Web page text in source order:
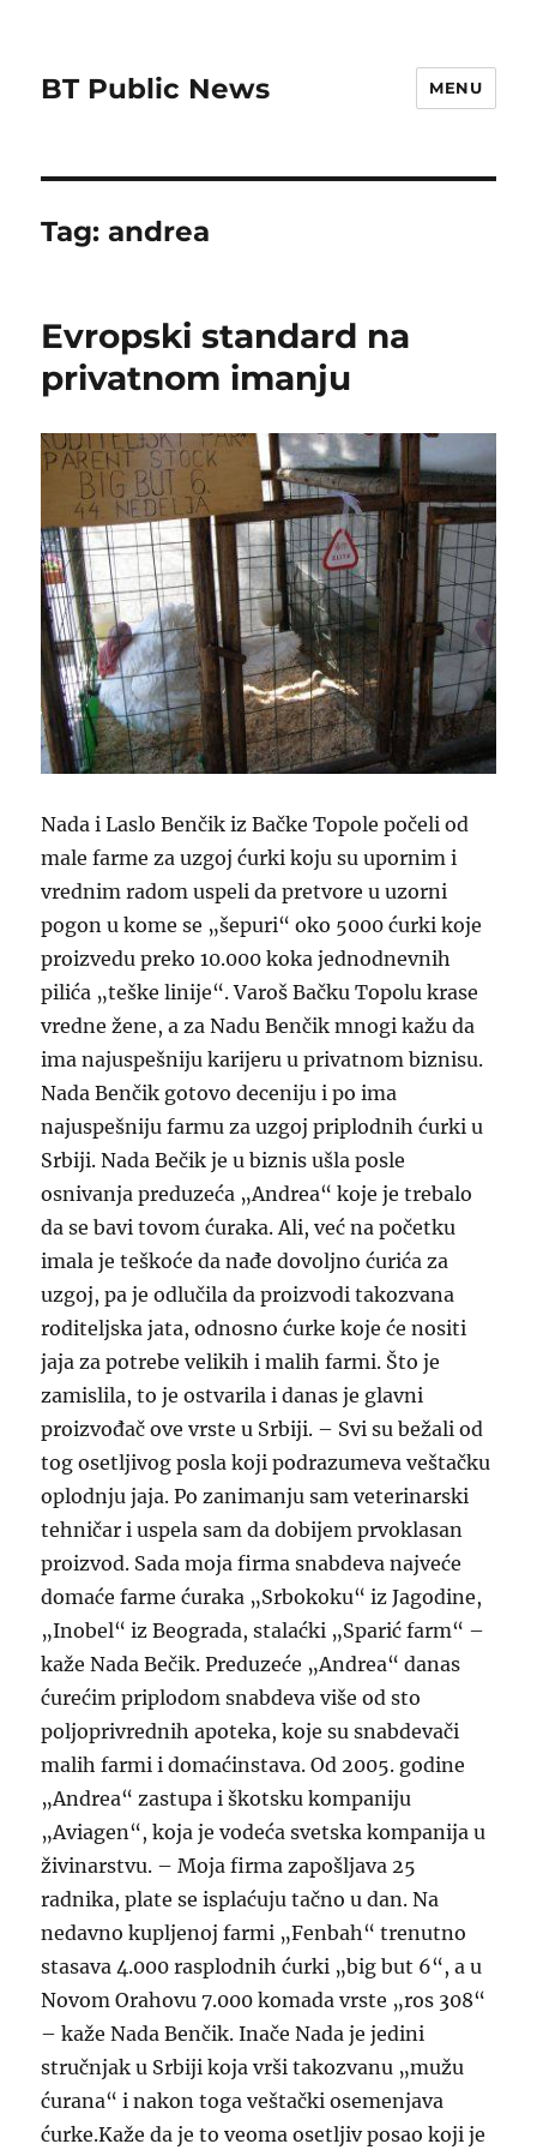
BT Public News MENU
Tag:andrea
Evropski standard na
privatnom imanju
Nada i Laslo Benčik iz Bačke Topole počeli od
male farme za uzgoj ćurki koju su upornim i
vrednim radom uspeli da pretvore u uzorni
pogon u kome se „šepuri“ oko 5000 ćurki koje
proizvedu preko 10.000 koka jednodnevnih
pilića „teške linije“. Varoš Bačku Topolu krase
vredne žene, a za Nadu Benčik mnogi kažu da
ima najuspešniju karijeru u privatnom biznisu.
Nada Benčik gotovo deceniju i po ima
najuspešniju farmu za uzgoj priplodnih ćurki u
Srbiji. Nada Bečik je u biznis ušla posle
osnivanja preduzeća „Andrea“ koje je trebalo
da se bavi tovom ćuraka. Ali, već na početku
imala je teškoće da nađe dovoljno ćurića za
uzgoj, pa je odlučila da proizvodi takozvana
roditeljska jata, odnosno ćurke koje će nositi
jaja za potrebe velikih i malih farmi. Što je
zamislila, to je ostvarila i danas je glavni
proizvođač ove vrste u Srbiji. – Svi su bežali od
tog osetljivog posla koji podrazumeva veštačku
oplodnju jaja. Po zanimanju sam veterinarski
tehničar i uspela sam da dobijem prvoklasan
proizvod. Sada moja firma snabdeva najveće
domaće farme ćuraka „Srbokoku“ iz Jagodine,
„Inobel“ iz Beograda, stalaćki „Sparić farm“ –
kaže Nada Bečik. Preduzeće „Andrea“ danas
ćurećim priplodom snabdeva više od sto
poljoprivrednih apoteka, koje su snabdevači
malih farmi i domaćinstava. Od 2005. godine
„Andrea“ zastupa i škotsku kompaniju
„Aviagen“, koja je vodeća svetska kompanija u
živinarstvu. – Moja firma zapošljava 25
radnika, plate se isplaćuju tačno u dan. Na
nedavno kupljenoj farmi „Fenbah“ trenutno
stasava 4.000 rasplodnih ćurki „big but 6“, a u
Novom Orahovu 7.000 komada vrste „ros 308“
– kaže Nada Benčik. Inače Nada je jedini
stručnjak u Srbiji koja vrši takozvanu „mužu
ćurana“ i nakon toga veštački osemenjava
ćurke.Kaže da je to veoma osetljiv posao koji je